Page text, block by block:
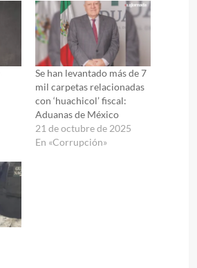
Se han levantado más de 7
mil carpetas relacionadas
con ‘huachicol’ fiscal:
Aduanas de México
21 de octubre de 2025
En «Corrupción»